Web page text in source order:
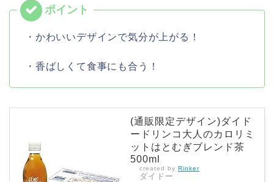
・かわいいデザインで気分が上がる！
・香ばしくて食事にも合う！
(通販限定デザイン)ダイド
ードリンコ大人のカロリミ
ットはとむぎブレンド茶
500ml
created by Rinker
ダイドー